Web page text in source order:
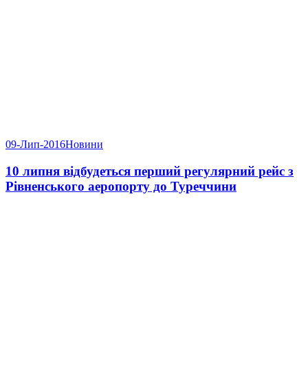
09-Лип-2016Новини
10 липня відбудеться перший регулярний рейс з
Рівненського аеропорту до Туреччини